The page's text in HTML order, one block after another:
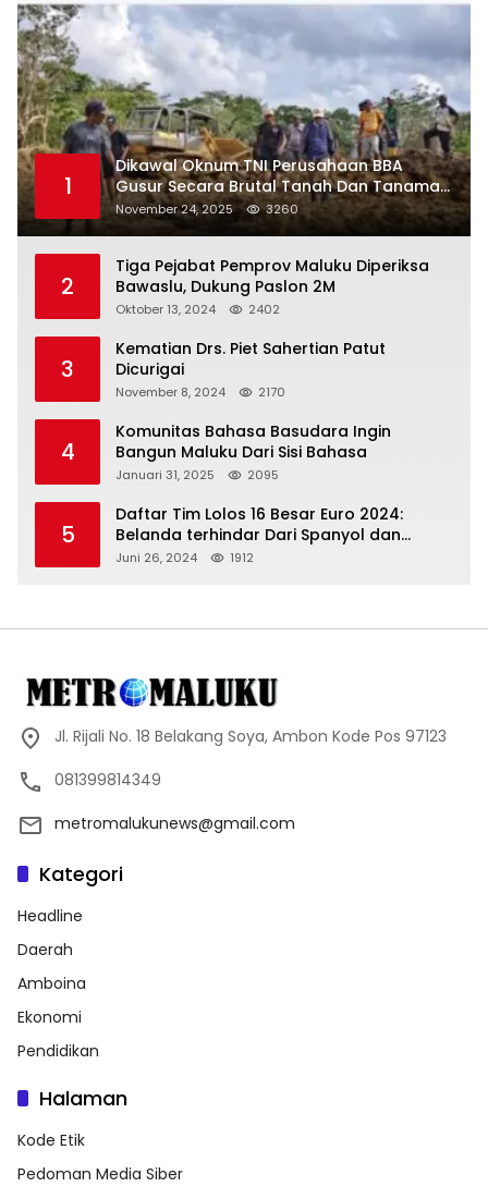
1
Dikawal Oknum TNI Perusahaan BBA
Gusur Secara Brutal Tanah Dan Tanaman
Warga, Akademisi Unpatti Minta Pangdam
Tertibkan Anggotanya
November 24, 2025 3260
2
Tiga Pejabat Pemprov Maluku Diperiksa
Bawaslu, Dukung Paslon 2M
Oktober 13, 2024 2402
3
Kematian Drs. Piet Sahertian Patut
Dicurigai
November 8, 2024 2170
4
Komunitas Bahasa Basudara Ingin
Bangun Maluku Dari Sisi Bahasa
Januari 31, 2025 2095
5
Daftar Tim Lolos 16 Besar Euro 2024:
Belanda terhindar Dari Spanyol dan
Ingriss, Prancis Bertemu Belgia
Juni 26, 2024 1912
Jl. Rijali No. 18 Belakang Soya, Ambon Kode Pos 97123
081399814349
metromalukunews@gmail.com
Kategori
Headline
Daerah
Amboina
Ekonomi
Pendidikan
Halaman
Kode Etik
Pedoman Media Siber